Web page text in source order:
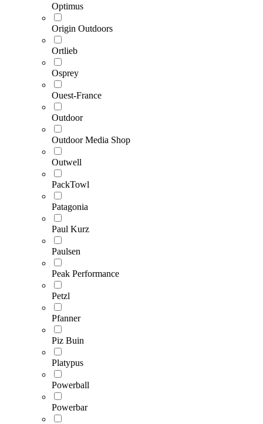
Optimus
Origin Outdoors
Ortlieb
Osprey
Ouest-France
Outdoor
Outdoor Media Shop
Outwell
PackTowl
Patagonia
Paul Kurz
Paulsen
Peak Performance
Petzl
Pfanner
Piz Buin
Platypus
Powerball
Powerbar